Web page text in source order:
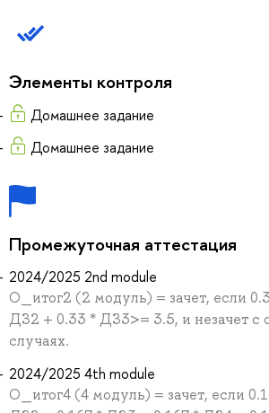
Элементы контроля
Домашнее задание
Домашнее задание
Промежуточная аттестация
2024/2025 2nd module
О_итог2 (2 модуль) = зачет, если
ДЗ2 + 0.33 * ДЗ3>= 3.5, и незачет с
случаях.
2024/2025 4th module
О_итог4 (4 модуль) = зачет, если